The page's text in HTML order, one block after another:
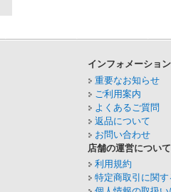
インフォメーション
重要なお知らせ
ご利用案内
よくあるご質問
返品について
お問い合わせ
店舗の運営について
利用規約
特定商取引に関